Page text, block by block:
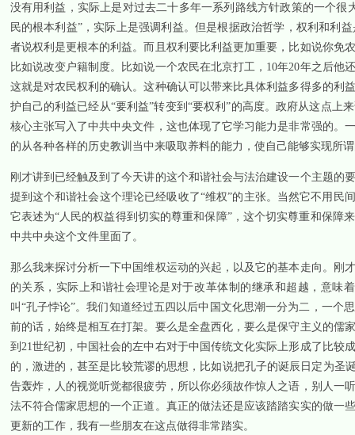
没有用利益，实际上是对过去二十多年一系列路线方针政策的一个
民的根本利益”，实际上是强调利益。但是根据政治哲学，权利和利
者说权利是更根本的利益。而且权利要比利益更加重要，比如说你免
比如说改变户籍制度。比如说一个农民在北京打工， 10年20年之后他
这就是对农民权利的确认。这种确认可以带来比具体利益多得多的利
护自己的利益已经从“要利益”转变到“要权利”的高度。政府从这点
核心主张写入了中共中央文件，这也体现了它学习能力是非常强的。
的从各种各样的历史教训当中来吸取养料的能力，使自己能够实现所
刚才讲到已经触及到了今天讲的这个和谐社会与法治建设一个主题
提到这个和谐社会这个理论已经吸收了“维权”的主张。当然它不用民
它表述为“人民的权益得到切实的尊重和保障”，这个切实尊重和保障
中共中央这个文件里面了。
那么我来探讨分析一下中国维权运动的兴起，以及它的基本走向。刚
的关系，实际上和谐社会理论是对于改革体制的继承和超越，意味
叫“孔子悖论”。我们知道经过五四以后中国文化思潮一分为二，一
前的话，始终是相互在打架。要么是全盘西化，要么是保守主义的儒
到 21世纪初，中国社会的左中右对于中国传统文化实际上形成了比较
的，激进的，甚至是比较荒谬的思想，比如说把孔子的诞辰日定为圣
告轰炸，人的视觉听觉都很疲劳，所以你必须故作惊人之语，别人一
法不符合儒家思想的一个正道。真正的做法还是应该踏踏实实的做一
更新的工作，我有一些朋友在这点做得非常踏实。